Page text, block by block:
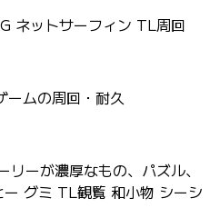
ネットサーフィン TL周回
ームの周回・耐久
ーが濃厚なもの、パズル、
グミ TL観覧 和小物 シーシ